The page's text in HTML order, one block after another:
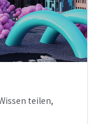
teilen,